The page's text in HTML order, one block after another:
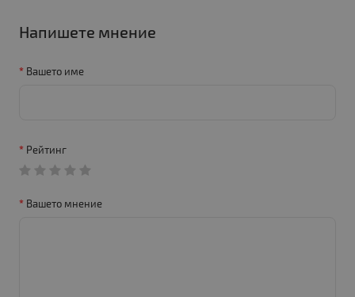
Напишете мнение
Вашето име
Рейтинг
Вашето мнение